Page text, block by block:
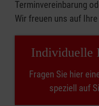
Terminvereinbarung
Wir freuen uns auf
Individuelle
Fragen Sie hier
speziell auf